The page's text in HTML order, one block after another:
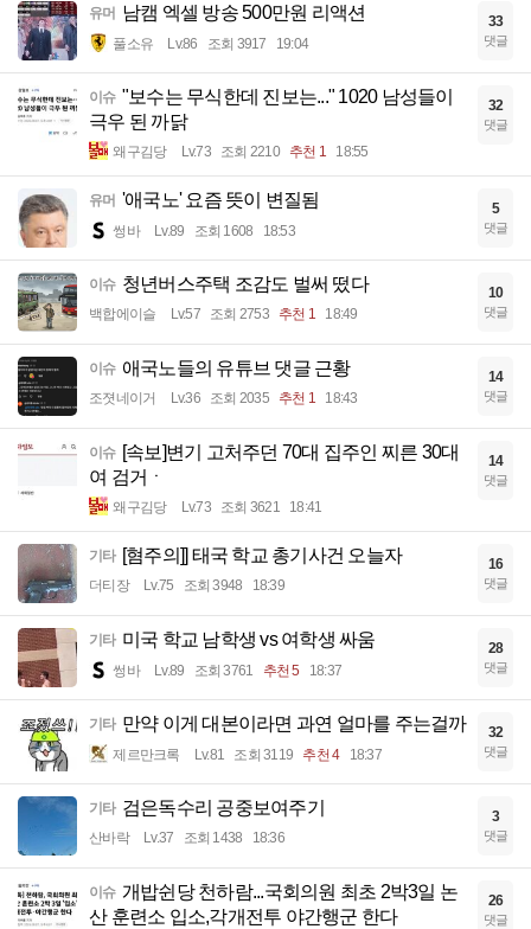
유머 남캠 엑셀 방송 500만원 리액션
풀소유 Lv.86 조회 3917 19:04
33
댓글
이슈 "보수는 무식한데 진보는..." 1020 남성들이
극우 된 까닭
왜구김당 Lv.73 조회 2210 추천 1 18:55
32
댓글
유머 '애국노' 요즘 뜻이 변질됨
썽바 Lv.89 조회 1608 18:53
5
댓글
이슈 청년버스주택 조감도 벌써 떴다
백합에이슬 Lv.57 조회 2753 추천 1 18:49
10
댓글
이슈 애국노들의 유튜브 댓글 근황
조졋네이거 Lv.36 조회 2035 추천 1 18:43
14
댓글
이슈 [속보]변기 고처주던 70대 집주인 찌른 30대
여 검거ㆍ
왜구김당 Lv.73 조회 3621 18:41
14
댓글
기타 [혐주의]] 태국 학교 총기사건 오늘자
더티장 Lv.75 조회 3948 18:39
16
댓글
기타 미국 학교 남학생 vs 여학생 싸움
썽바 Lv.89 조회 3761 추천 5 18:37
28
댓글
기타 만약 이게 대본이라면 과연 얼마를 주는걸까
제르만크록 Lv.81 조회 3119 추천 4 18:37
32
댓글
기타 검은독수리 공중보여주기
산바락 Lv.37 조회 1438 18:36
3
댓글
이슈 개밥쉰당 천하람...국회의원 최초 2박3일 논
산 훈련소 입소,각개전투 야간행군 한다
26
댓글